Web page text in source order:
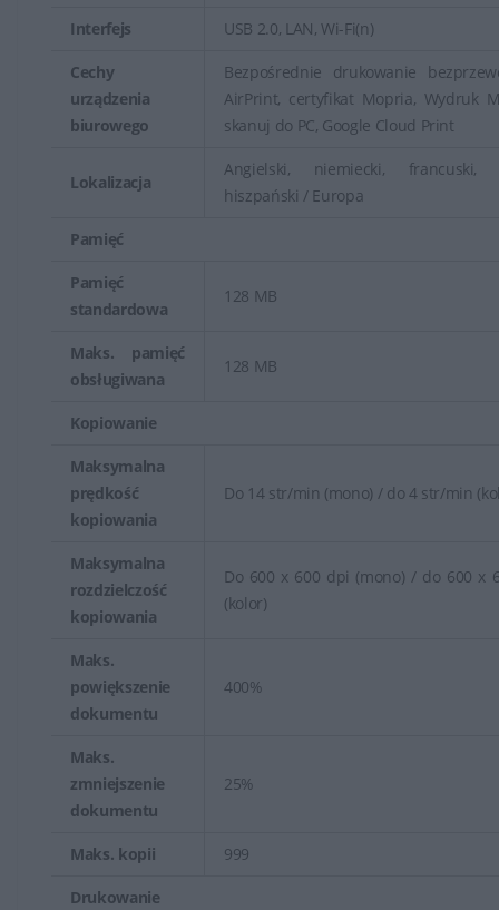
Interfejs USB 2.0, LAN, Wi-Fi(n)
Cechy
urządzenia
biurowego
Bezpośrednie drukowanie
AirPrint, certyfikat Mopria, Wydruk
skanuj do PC, Google Cloud Print
Lokalizacja
Angielski, niemiecki, francuski,
hiszpański / Europa
Pamięć
Pamięć
standardowa
128 MB
Maks. pamięć
obsługiwana
128 MB
Kopiowanie
Maksymalna
prędkość
kopiowania
Do 14 str/min (mono) / do 4 str/min
Maksymalna
rozdzielczość
kopiowania
Do 600 x 600 dpi (mono) / do 600 x
(kolor)
Maks.
powiększenie
dokumentu
400%
Maks.
zmniejszenie
dokumentu
25%
Maks. kopii 999
Drukowanie